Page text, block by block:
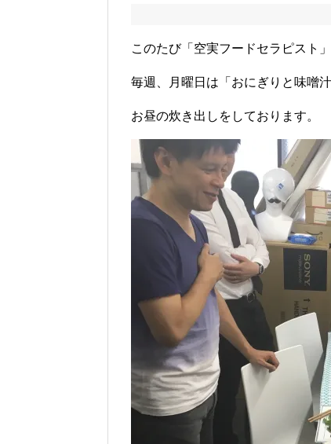
このたび「空実フードセラピスト
毎週、月曜日は「おにぎりと味噌
お昼の炊き出しをしております。